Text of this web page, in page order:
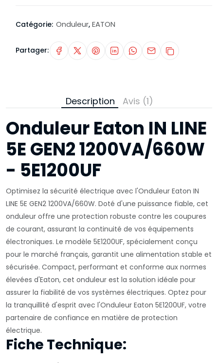
Catégorie: Onduleur, EATON
Partager:
Description Avis (1)
Onduleur Eaton IN LINE
5E GEN2 1200VA/660W
- 5E1200UF
Optimisez la sécurité électrique avec l'Onduleur Eaton IN
LINE 5E GEN2 1200VA/660W. Doté d'une puissance fiable, cet
onduleur offre une protection robuste contre les coupures
de courant, assurant la continuité de vos équipements
électroniques. Le modèle 5E1200UF, spécialement conçu
pour le marché français, garantit une alimentation stable et
sécurisée. Compact, performant et conforme aux normes
élevées d'Eaton, cet onduleur est la solution idéale pour
assurer la fiabilité de vos systèmes électriques. Optez pour
la tranquillité d'esprit avec l'Onduleur Eaton 5E1200UF, votre
partenaire de confiance en matière de protection
électrique.
Fiche Technique: